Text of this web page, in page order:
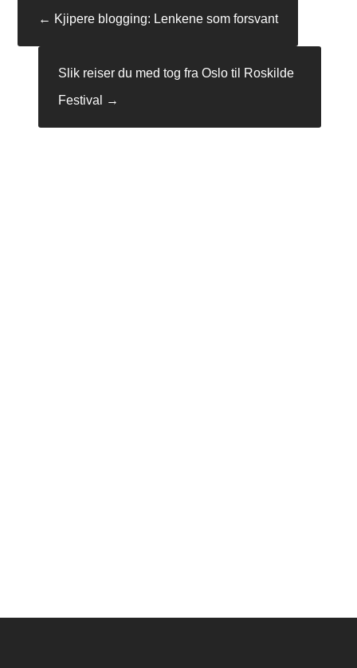
Innleggsnavigasjon
← Kjipere blogging: Lenkene som forsvant
Slik reiser du med tog fra Oslo til Roskilde
Festival
→